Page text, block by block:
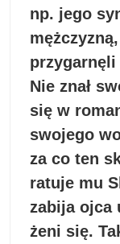
np. jego
Nie znał
się w
swojego
za co ten
ratuje mu
zabija ojca
żeni się.